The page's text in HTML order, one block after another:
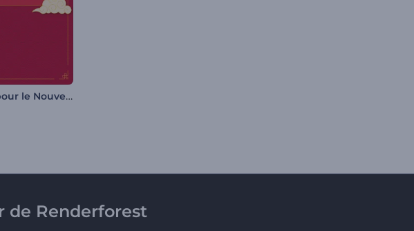
Promo pour le Nouvel An Chinois
de Renderforest